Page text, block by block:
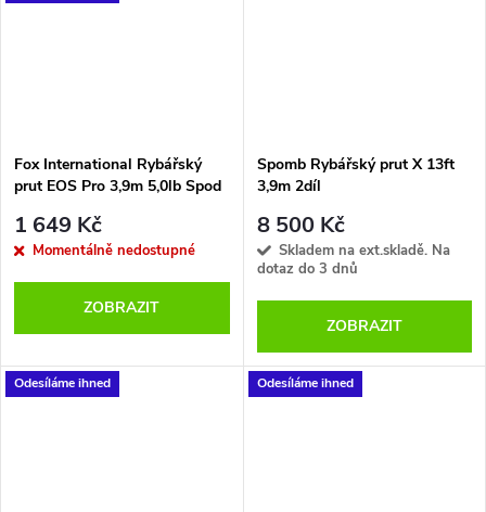
Fox International Rybářský
prut EOS Pro 3,9m 5,0lb Spod
1 649 Kč
Momentálně nedostupné
ZOBRAZIT
Spomb Rybářský prut X 13ft
3,9m 2díl
8 500 Kč
Skladem na ext.skladě. Na
dotaz do 3 dnů
ZOBRAZIT
Odesíláme ihned Odesíláme ihned